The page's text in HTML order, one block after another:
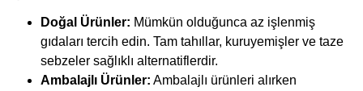
Doğal Ürünler: Mümkün olduğunca az işlenmiş
gıdaları tercih edin. Tam tahıllar, kuruyemişler ve taze
sebzeler sağlıklı alternatiflerdir.
Ambalajlı Ürünler: Ambalajlı ürünleri alırken